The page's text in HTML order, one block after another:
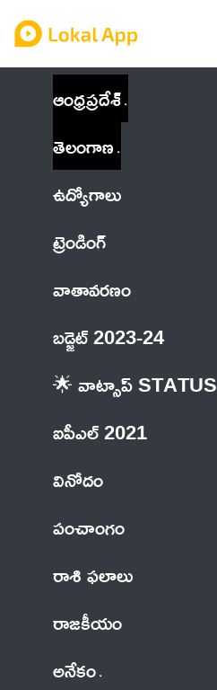
ఆంధ్రప్రదేశ్
తెలంగాణ
ఉద్యోగాలు
ట్రెండింగ్
వాతావరణం
బడ్జెట్ 2023-24
🌟 వాట్సాప్ STATUS
ఐపీఎల్ 2021
వినోదం
పంచాంగం
రాశి ఫలాలు
రాజకీయం
అనేకం